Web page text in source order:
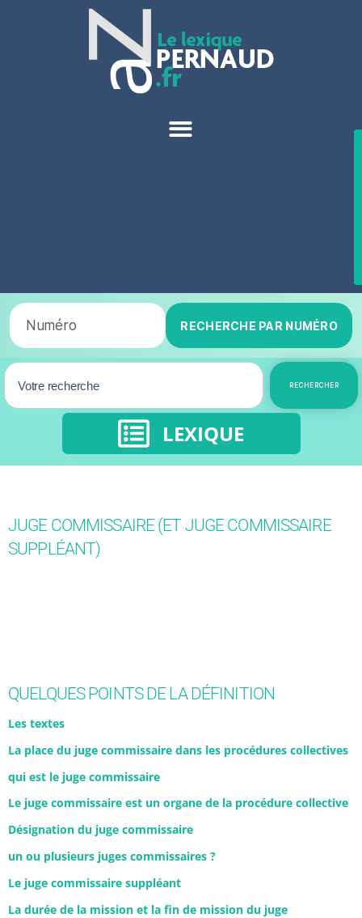
RECHERCHE PAR NUMÉRO
RECHERCHER
LEXIQUE
JUGE COMMISSAIRE (ET JUGE COMMISSAIRE
SUPPLÉANT)
QUELQUES POINTS DE LA DÉFINITION
Les textes
La place du juge commissaire dans les procédures collectives
qui est le juge commissaire
Le juge commissaire est un organe de la procédure collective
Désignation du juge commissaire
un ou plusieurs juges commissaires ?
Le juge commissaire suppléant
La durée de la mission et la fin de mission du juge